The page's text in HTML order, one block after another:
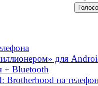
для
+ Bluetooth
Brotherhood на